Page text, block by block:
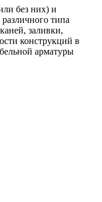
без них) и
типа
заливки,
конструкций в
арматуры